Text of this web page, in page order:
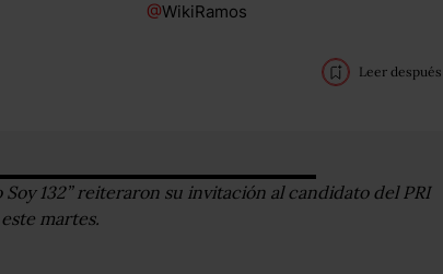
@WikiRamos
Leer después
132” reiteraron su invitación al candidato del PRI
martes.